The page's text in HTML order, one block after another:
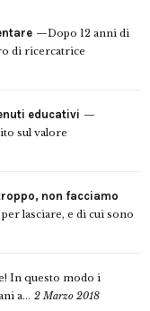
Dopo 12 anni di
di ricercatrice
educativi
sul valore
non facciamo
lasciare, e di cui sono
In questo modo i
a... 2 Marzo 2018